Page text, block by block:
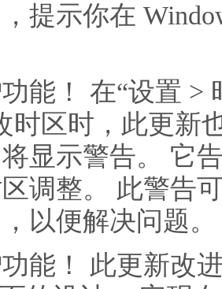
提示你在
！ 在“设置 >
时区时，此更新
显示警告。 它
调整。 此警告
以便解决问题。
！ 此更新改进